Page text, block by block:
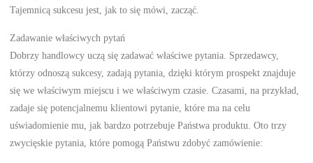
Tajemnicą sukcesu jest, jak to się mówi, zacząć.
Zadawanie właściwych pytań
Dobrzy handlowcy uczą się zadawać właściwe pytania. Sprzedawcy,
którzy odnoszą sukcesy, zadają pytania, dzięki którym prospekt znajduje
się we właściwym miejscu i we właściwym czasie. Czasami, na przykład,
zadaje się potencjalnemu klientowi pytanie, które ma na celu
uświadomienie mu, jak bardzo potrzebuje Państwa produktu. Oto trzy
zwycięskie pytania, które pomogą Państwu zdobyć zamówienie: